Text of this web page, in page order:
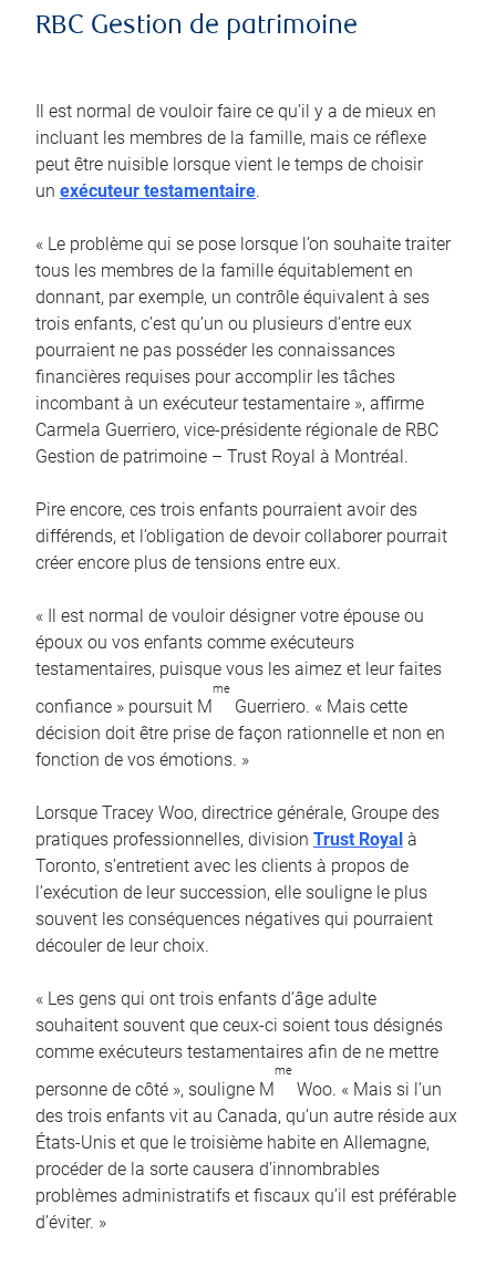
RBC Gestion de patrimoine
Il est normal de vouloir faire ce qu’il y a de mieux en
incluant les membres de la famille, mais ce réflexe
peut être nuisible lorsque vient le temps de choisir
un exécuteur testamentaire.
« Le problème qui se pose lorsque l’on souhaite traiter
tous les membres de la famille équitablement en
donnant, par exemple, un contrôle équivalent à ses
trois enfants, c’est qu’un ou plusieurs d’entre eux
pourraient ne pas posséder les connaissances
financières requises pour accomplir les tâches
incombant à un exécuteur testamentaire », affirme
Carmela Guerriero, vice-présidente régionale de RBC
Gestion de patrimoine – Trust Royal à Montréal.
Pire encore, ces trois enfants pourraient avoir des
différends, et l’obligation de devoir collaborer pourrait
créer encore plus de tensions entre eux.
« Il est normal de vouloir désigner votre épouse ou
époux ou vos enfants comme exécuteurs
testamentaires, puisque vous les aimez et leur faites
confiance » poursuit M
me
Guerriero. « Mais cette
décision doit être prise de façon rationnelle et non en
fonction de vos émotions. »
Lorsque Tracey Woo, directrice générale, Groupe des
pratiques professionnelles, division Trust Royal à
Toronto, s’entretient avec les clients à propos de
l’exécution de leur succession, elle souligne le plus
souvent les conséquences négatives qui pourraient
découler de leur choix.
« Les gens qui ont trois enfants d’âge adulte
souhaitent souvent que ceux-ci soient tous désignés
comme exécuteurs testamentaires afin de ne mettre
personne de côté », souligne M
me
Woo. « Mais si l’un
des trois enfants vit au Canada, qu’un autre réside aux
États-Unis et que le troisième habite en Allemagne,
procéder de la sorte causera d’innombrables
problèmes administratifs et fiscaux qu’il est préférable
d’éviter. »